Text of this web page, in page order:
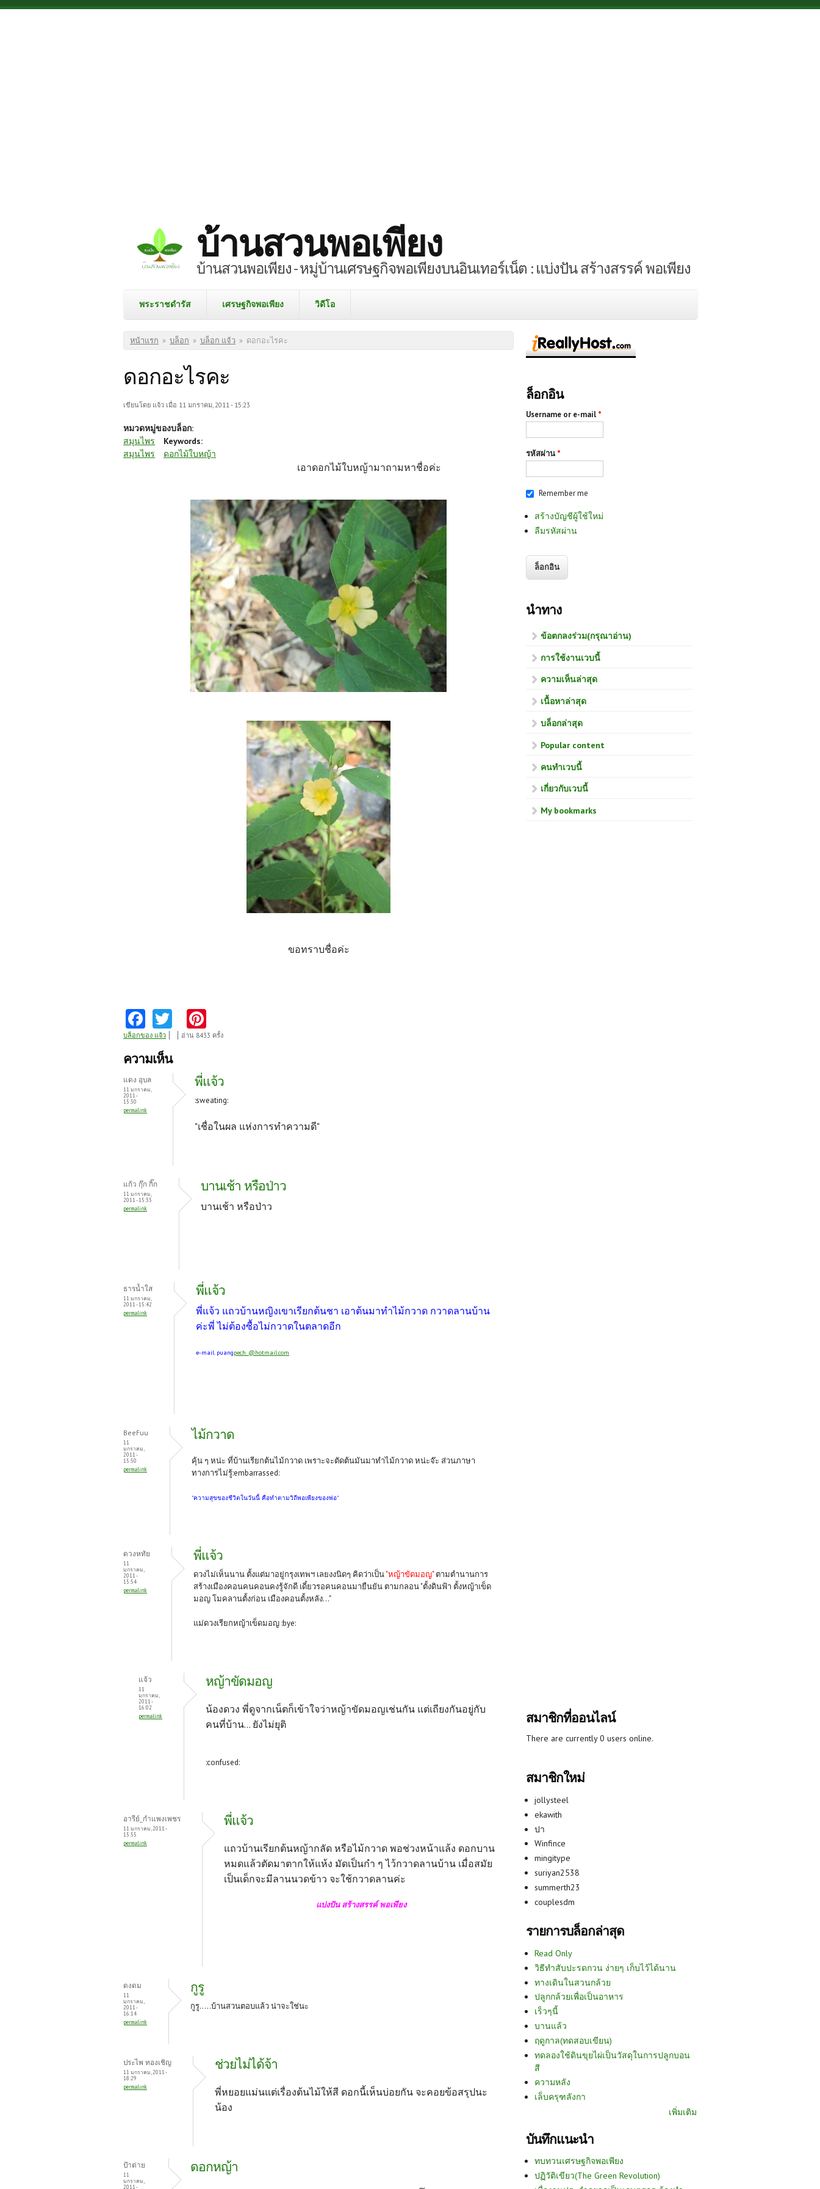
Skip to main content
บ้านสวนพอเพียง
บ้านสวนพอเพียง - หมู่บ้านเศรษฐกิจพอเพียงบนอินเทอร์เน็ต : แบ่งปัน สร้างสรรค์ พอเพียง
พระราชดำรัส เศรษฐกิจพอเพียง วิดีโอ
คุณอยู่ที่นี่
หน้าแรก » บล็อก » บล็อก แจ้ว » ดอกอะไรคะ
ดอกอะไรคะ
เขียนโดย แจ้ว เมื่อ 11 มกราคม, 2011 - 15:23
หมวดหมู่ของบล็อก:
สมุนไพร
Keywords:
สมุนไพร
ดอกไม้ใบหญ้า
เอาดอกไม้ใบหญ้ามาถามหาชื่อค่ะ
ขอทราบชื่อค่ะ
Fa
ce
b
o
o
k
w
itt
er
nt
es
t
บล็อกของ แจ้ว อ่าน 8433 ครั้ง
ความเห็น
แดง อุบล
11 มกราคม,
2011 -
15:30
permalink
พี่แจ้ว
:sweating:
"เชื่อในผล แห่งการทำความดี"
แก้ว กุ๊ก กิ๊ก
11 มกราคม,
2011 - 15:33
permalink
บานเช้า หรือป่าว
บานเช้า หรือป่าว
ธารน้ำใส
11 มกราคม,
2011 - 15:42
permalink
พี่แจ้ว
พี่แจ้ว แถวบ้านหญิงเขาเรียกต้นชา เอาต้นมาทำไม้กวาด กวาดลานบ้าน
ค่ะพี่ ไม่ต้องซื้อไม่กวาดในตลาดอีก
e-mail. puangpech_@hotmail.com
BeeFuu
11
มกราคม,
2011 -
15:50
permalink
ไม้กวาด
คุ้น ๆ หน่ะ ที่บ้านเรียกต้นไม้กวาด เพราะจะตัดต้นมันมาทำไม้กวาด หน่ะจ๊ะ ส่วนภาษา
ทางการไม่รู้:embarrassed:
"ความสุขของชีวิตในวันนี้ คือทำตามวิถีพอเพียงของพ่อ"
ดวงหทัย
11
มกราคม,
2011 -
15:54
permalink
พี่แจ้ว
ดวงไม่เห็นนาน ตั้งแต่มาอยู่กรุงเทพฯ เลยงงนิดๆ คิดว่าเป็น"หญ้าขัดมอญ"ตามตำนานการ
สร้างเมืองคอนคนคอนคงรู้จักดี เดี๋ยวรอคนคอนมายืนยัน ตามกลอน "ตั้งดินฟ้า ตั้งหญ้าเข็ด
มอญ โมคลานตั้งก่อน เมืองคอนตั้งหลัง..."
แม่ดวงเรียกหญ้าเข็ดมอญ :bye:
แจ้ว
11
มกราคม,
2011 -
16:02
permalink
หญ้าขัดมอญ
น้องดวง พี่ดูจากเน็ตก็เข้าใจว่าหญ้าขัดมอญเช่นกัน แต่เถียงกันอยู่กับ
คนที่บ้าน... ยังไม่ยุติ
:confused:
อารีย์_กำแพงเพชร
11 มกราคม, 2011 -
15:55
permalink
พี่แจ้ว
แถวบ้านเรียกต้นหญ้ากลัด หรือไม้กวาด พอช่วงหน้าแล้ง ดอกบาน
หมดแล้วตัดมาตากให้แห้ง มัดเป็นกำ ๆ ไว้กวาดลานบ้าน เมื่อสมัย
เป็นเด็กจะมีลานนวดข้าว จะใช้กวาดลานค่ะ
แบ่งปัน สร้างสรรค์ พอเพียง
ดงดม
11
มกราคม,
2011 -
16:14
permalink
กูรู
กูรู.....บ้านสวนตอบแล้ว น่าจะใช่นะ
ประไพ ทองเชิญ
11 มกราคม, 2011 -
18:29
permalink
ช่วยไม่ได้จ้า
พี่หยอยแม่นแต่เรื่องต้นไม้ให้สี ดอกนี้เห็นบ่อยกัน จะคอยข้อสรุปนะ
น้อง
ป้าต่าย
11
มกราคม,
2011 -
ดอกหญ้า
ล็อกอิน
Username or e-mail *
รหัสผ่าน *
Remember me
สร้างบัญชีผู้ใช้ใหม่
ลืมรหัสผ่าน
นำทาง
ข้อตกลงร่วม(กรุณาอ่าน)
การใช้งานเวบนี้
ความเห็นล่าสุด
เนื้อหาล่าสุด
บล็อกล่าสุด
Popular content
คนทำเวบนี้
เกี่ยวกับเวบนี้
My bookmarks
สมาชิกที่ออนไลน์
There are currently 0 users online.
สมาชิกใหม่
jollysteel
ekawith
ปา
Winfince
mingitype
suriyan2538
summerth23
couplesdm
รายการบล็อกล่าสุด
Read Only
วิธีทำสับปะรดกวน ง่ายๆ เก็บไว้ได้นาน
ทางเดินในสวนกล้วย
ปลูกกล้วยเพื่อเป็นอาหาร
เร็วๆนี้
บานแล้ว
ฤดูกาล(ทดสอบเขียน)
ทดลองใช้ดินขุยไผ่เป็นวัสดุในการปลูกบอน
สี
ความหลัง
เล็บครุฑลังกา
เพิ่มเติม
บันทึกแนะนำ
ทบทวนเศรษฐกิจพอเพียง
ปฏิวัติเขียว(The Green Revolution)